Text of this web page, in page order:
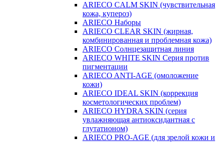
ARIECO CALM SKIN (чувствительная
кожа, купероз)
ARIECO Наборы
ARIECO CLEAR SKIN (жирная,
комбинированная и проблемная кожа)
ARIECO Солнцезащитная линия
ARIECO WHITE SKIN Серия против
пигментации
ARIECO ANTI-AGE (омоложение
кожи)
ARIECO IDEAL SKIN (коррекция
косметологических проблем)
ARIECO HYDRA SKIN (серия
увлажняющая антиоксидантная с
глутатионом)
ARIECO PRO-AGE (для зрелой кожи и